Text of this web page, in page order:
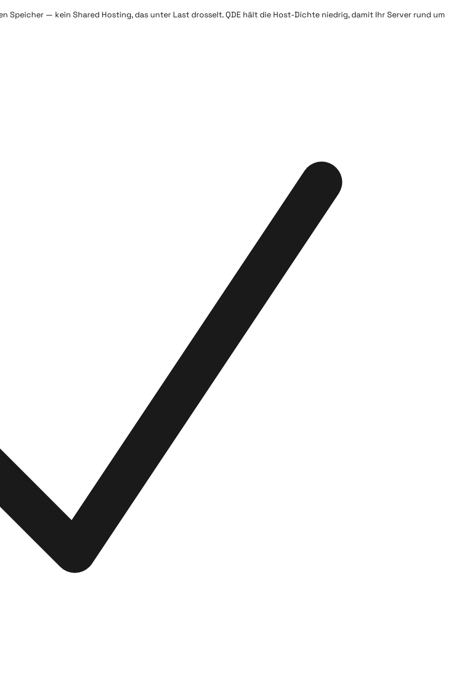
Speicher — kein Shared Hosting, das unter Last drosselt. QDE hält die Host-Dichte niedrig, damit Ihr Server rund um